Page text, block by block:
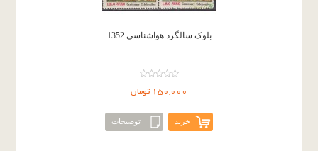
بلوک سالگرد هواشناسی 1352
150,000 تومان
خرید توضیحات